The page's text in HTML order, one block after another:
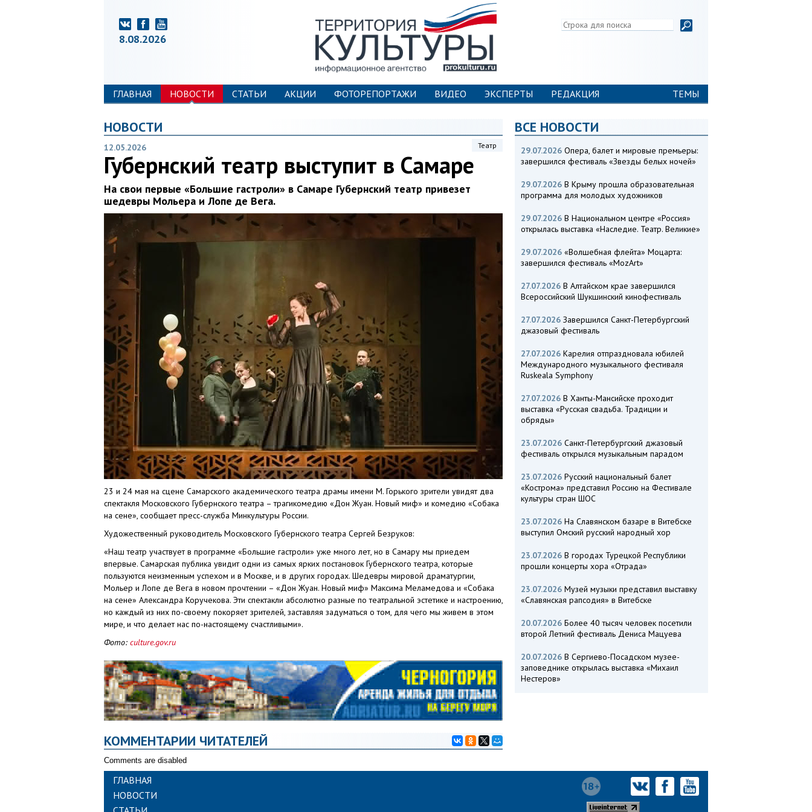
8.08.2026
ГЛАВНАЯ НОВОСТИ СТАТЬИ АКЦИИ ФОТОРЕПОРТАЖИ ВИДЕО ЭКСПЕРТЫ РЕДАКЦИЯ ТЕМЫ
НОВОСТИ
12.05.2026 Театр
Губернский театр выступит в Самаре
На свои первые «Большие гастроли» в Самаре Губернский театр привезет
шедевры Мольера и Лопе де Вега.
23 и 24 мая на сцене Самарского академического театра драмы имени М. Горького зрители увидят два
спектакля Московского Губернского театра – трагикомедию «Дон Жуан. Новый миф» и комедию «Собака
на сене», сообщает пресс-служба Минкультуры России.
Художественный руководитель Московского Губернского театра Сергей Безруков:
«Наш театр участвует в программе «Большие гастроли» уже много лет, но в Самару мы приедем
впервые. Самарская публика увидит одни из самых ярких постановок Губернского театра, которые
пользуются неизменным успехом и в Москве, и в других городах. Шедевры мировой драматургии,
Мольер и Лопе де Вега в новом прочтении – «Дон Жуан. Новый миф» Максима Меламедова и «Собака
на сене» Александра Коручекова. Эти спектакли абсолютно разные по театральной эстетике и настроению,
но каждый из них по-своему покоряет зрителей, заставляя задуматься о том, для чего мы живем в этом
мире, и что делает нас по-настоящему счастливыми».
Фото: culture.gov.ru
КОММЕНТАРИИ ЧИТАТЕЛЕЙ
Comments are disabled
ВСЕ НОВОСТИ
29.07.2026 Опера, балет и мировые премьеры:
завершился фестиваль «Звезды белых ночей»
29.07.2026 В Крыму прошла образовательная
программа для молодых художников
29.07.2026 В Национальном центре «Россия»
открылась выставка «Наследие. Театр. Великие»
29.07.2026 «Волшебная флейта» Моцарта:
завершился фестиваль «MozArt»
27.07.2026 В Алтайском крае завершился
Всероссийский Шукшинский кинофестиваль
27.07.2026 Завершился Санкт-Петербургский
джазовый фестиваль
27.07.2026 Карелия отпраздновала юбилей
Международного музыкального фестиваля
Ruskeala Symphony
27.07.2026 В Ханты-Мансийске проходит
выставка «Русская свадьба. Традиции и
обряды»
23.07.2026 Санкт-Петербургский джазовый
фестиваль открылся музыкальным парадом
23.07.2026 Русский национальный балет
«Кострома» представил Россию на Фестивале
культуры стран ШОС
23.07.2026 На Славянском базаре в Витебске
выступил Омский русский народный хор
23.07.2026 В городах Турецкой Республики
прошли концерты хора «Отрада»
23.07.2026 Музей музыки представил выставку
«Славянская рапсодия» в Витебске
20.07.2026 Более 40 тысяч человек посетили
второй Летний фестиваль Дениса Мацуева
20.07.2026 В Сергиево-Посадском музее-
заповеднике открылась выставка «Михаил
Нестеров»
ГЛАВНАЯ
НОВОСТИ